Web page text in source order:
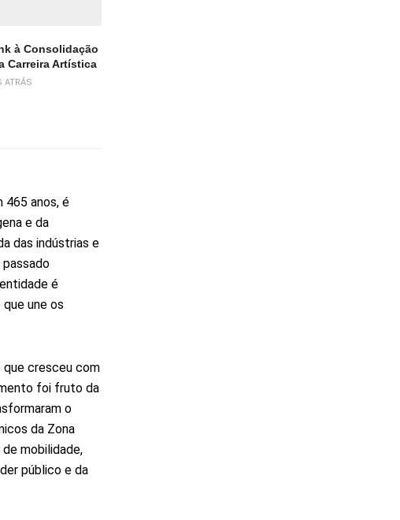
à Consolidação
Carreira Artística
ATRÁS
465 anos, é
e da
das indústrias e
é
une os
que cresceu com
foi fruto da
o
da Zona
mobilidade,
público e da